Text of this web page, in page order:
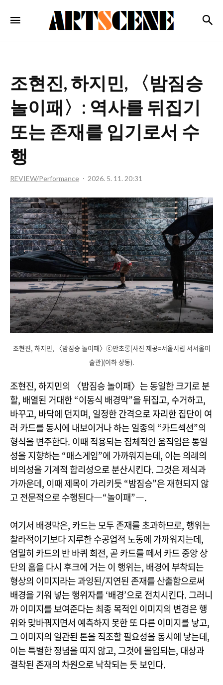
ARTSCENE
조현진, 하지민, 〈밤짐승
놀이패〉: 역사를 뒤집기
또는 존재를 입기로서 수
행
REVIEW/Performance 2026. 5. 11. 20:31
조현진, 하지민, 〈밤짐승 놀이패〉ⓒ안초롱[사진 제공=서울시립 서서울미
술관](이하 상동).
조현진, 하지민의 〈밤짐승 놀이패〉는 동일한 크기로 분
할, 배열된 거대한 “이동식 배경막”을 뒤집고, 수거하고,
바꾸고, 바닥에 던지며, 일정한 간격으로 자리한 집단이 여
러 카드를 동시에 내보이거나 하는 일종의 “카드섹션”의
형식을 변주한다. 이때 적용되는 집체적인 움직임은 통일
성을 지향하는 “매스게임”에 가까워지는데, 이는 의례의
비의성을 기계적 합리성으로 분산시킨다. 그것은 제식과
가까운데, 이때 제목이 가리키듯 “밤짐승”은 재현되지 않
고 전문적으로 수행된다―“놀이패”―.
여기서 배경막은, 카드는 모두 존재를 초과하므로, 행위는
찰라적이기보다 지루한 수공업적 노동에 가까워지는데,
엄밀히 카드의 반 바퀴 회전, 곧 카드를 떼서 카드 중앙 상
단의 홈을 다시 후크에 거는 이 행위는, 배경에 부착되는
형상의 이미지라는 과잉된/지연된 존재를 산출함으로써
배경을 기워 넣는 행위자를 ‘배경’으로 전치시킨다. 그러니
까 이미지를 보여준다는 최종 목적인 이미지의 변경은 행
위와 맞바꿔지면서 예측하지 못한 또 다른 이미지를 낳고,
그 이미지의 일관된 톤을 직조할 필요성을 동시에 낳는데,
이는 특별한 정념을 띠지 않고, 그것에 몰입되는, 대상과
결착된 존재의 차원으로 낙착되는 듯 보인다.